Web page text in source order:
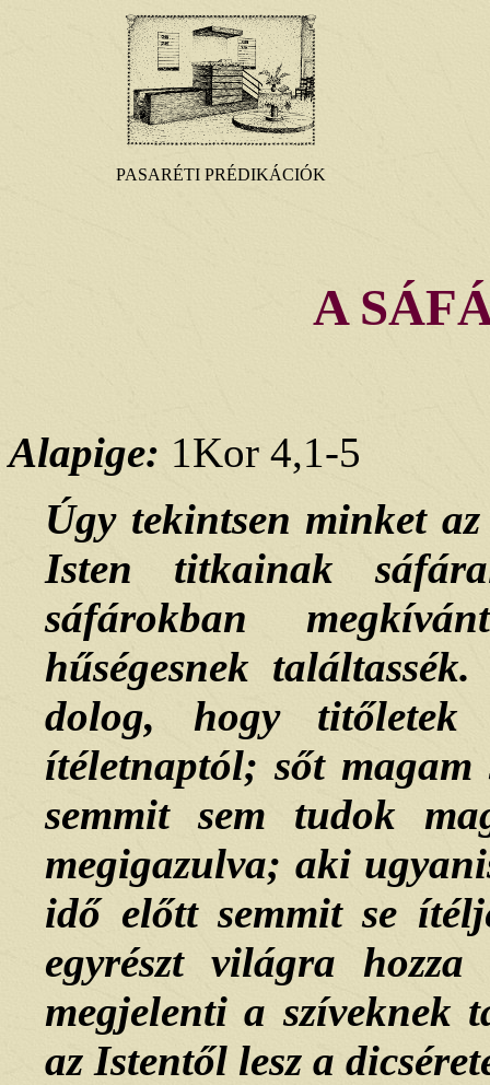
PASARÉTI PRÉDIKÁCIÓK
A
Alapige: 1Kor 4,1-5
Úgy tekintsen minket
Isten titkainak
sáfárokban
hűségesnek
dolog, hogy titőletek
ítéletnaptól; sőt
semmit sem tudok
megigazulva; aki
idő előtt semmit se
egyrészt világra
megjelenti a szíveknek
az Istentől lesz a